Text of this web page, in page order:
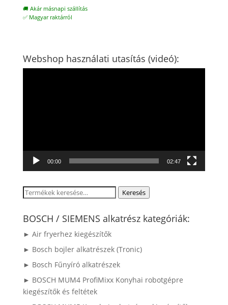
🚚 Akár másnapi szállítás
✅ Magyar raktárról
Webshop használati utasítás (videó):
00:00 02:47
Keresés
következőre:
Keresés
BOSCH / SIEMENS alkatrész kategóriák:
► Air fryerhez kiegészítők
► Bosch bojler alkatrészek (Tronic)
► Bosch Fűnyíró alkatrészek
► BOSCH MUM4 ProfiMixx Konyhai robotgépre
kiegészítők és feltétek